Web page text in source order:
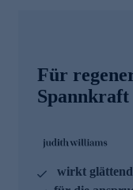
Für
Spannkraft
wirkt